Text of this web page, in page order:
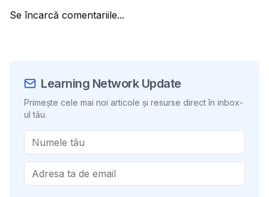
Se încarcă comentariile...
Learning Network Update
Primește cele mai noi articole și resurse direct în inbox-
ul tău.